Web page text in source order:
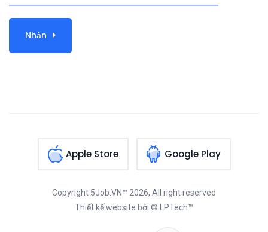
Nhận
Apple Store Google Play
Copyright 5Job.VN™ 2026, All right reserved
Thiết kế website bởi © LPTech™